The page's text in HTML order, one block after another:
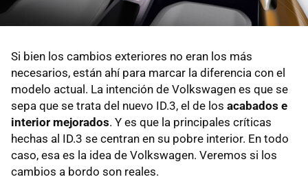
Si bien los cambios exteriores no eran los más
necesarios, están ahí para marcar la diferencia con el
modelo actual. La intención de Volkswagen es que se
sepa que se trata del nuevo ID.3, el de los acabados e
interior mejorados. Y es que la principales críticas
hechas al ID.3 se centran en su pobre interior. En todo
caso, esa es la idea de Volkswagen. Veremos si los
cambios a bordo son reales.